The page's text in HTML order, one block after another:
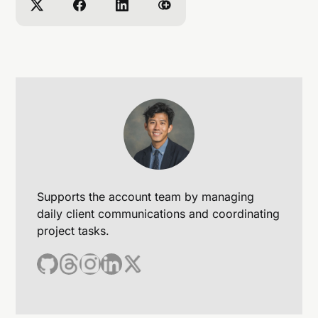
Supports the account team by managing
daily client communications and coordinating
project tasks.